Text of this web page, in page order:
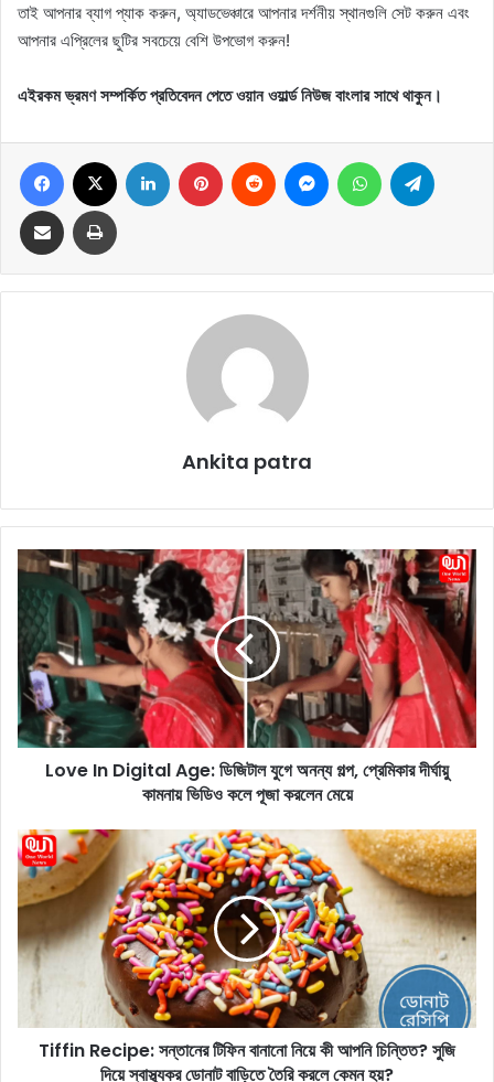
তাই আপনার ব্যাগ প্যাক করুন, অ্যাডভেঞ্চারে আপনার দর্শনীয় স্থানগুলি সেট করুন এবং
আপনার এপ্রিলের ছুটির সবচেয়ে বেশি উপভোগ করুন!
এইরকম ভ্রমণ সম্পর্কিত প্রতিবেদন পেতে ওয়ান ওয়ার্ল্ড নিউজ বাংলার সাথে থাকুন।
Ankita patra
v
e
n
D
i
g
l
A
g
e
ডি
Love In Digital Age: ডিজিটাল যুগে অনন্য গল্প, প্রেমিকার দীর্ঘায়ু
কামনায় ভিডিও কলে পূজা করলেন মেয়ে
T
i
f
f
n
c
Tiffin Recipe: সন্তানের টিফিন বানানো নিয়ে কী আপনি চিন্তিত? সুজি
দিয়ে স্বাস্থ্যকর ডোনাট বাড়িতে তৈরি করলে কেমন হয়?